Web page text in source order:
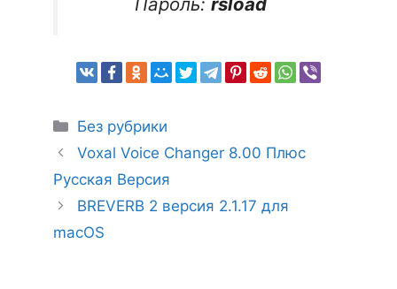
Рубрики
Без рубрики
Voxal Voice Changer 8.00 Плюс
Русская Версия
BREVERB 2 версия 2.1.17 для
macOS